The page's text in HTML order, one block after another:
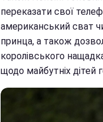
переказати свої
американський сват
принца, а також
королівського
щодо майбутніх дітей